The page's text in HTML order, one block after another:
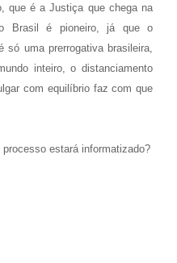
que é a Justiça que chega na
Brasil é pioneiro, já que o
só uma prerrogativa brasileira,
inteiro, o distanciamento
com equilíbrio faz com que
estará informatizado?